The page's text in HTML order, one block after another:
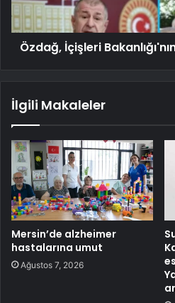
Özdağ, İçişleri
İlgili Makaleler
Mersin’de alzheimer
hastalarına umut
Ağustos 7, 2026